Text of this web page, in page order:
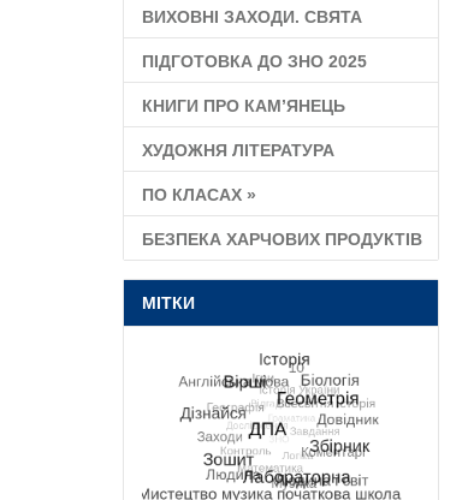
ВИХОВНІ ЗАХОДИ. СВЯТА
ПІДГОТОВКА ДО ЗНО 2025
КНИГИ ПРО КАМ’ЯНЕЦЬ
ХУДОЖНЯ ЛІТЕРАТУРА
ПО КЛАСАХ »
БЕЗПЕКА ХАРЧОВИХ ПРОДУКТІВ
МІТКИ